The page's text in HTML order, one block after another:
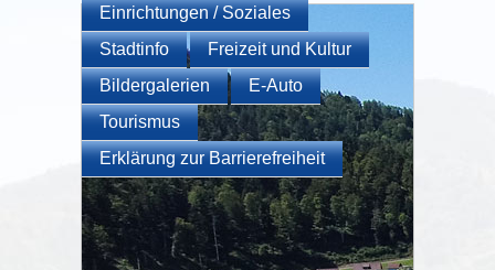
Einrichtungen / Soziales
Stadtinfo
Freizeit und Kultur
Bildergalerien
E-Auto
Tourismus
Erklärung zur Barrierefreiheit